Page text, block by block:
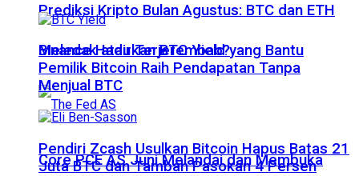
Prediksi Kripto Bulan Agustus: BTC dan ETH
Meledak atau Terjerembab?
Core PCE AS Juni Melandai dan Membuka
Binance Hadirkan BTC Yield yang Bantu
Pemilik Bitcoin Raih Pendapatan Tanpa
Menjual BTC
Pendiri Zcash Usulkan Bitcoin Hapus Batas 21
Juta BTC dan Tambah Pasokan 4 Persen